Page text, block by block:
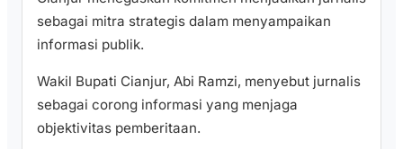
sebagai mitra strategis dalam menyampaikan
informasi publik.
Wakil Bupati Cianjur, Abi Ramzi, menyebut jurnalis
sebagai corong informasi yang menjaga
objektivitas pemberitaan.